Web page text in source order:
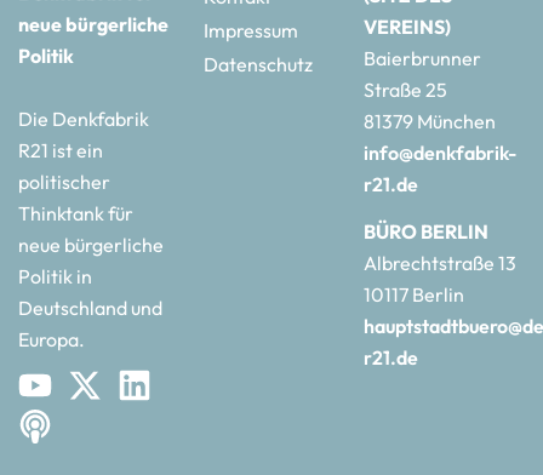
neue bürgerliche
Politik
Die Denkfabrik
R21 ist ein
politischer
Thinktank für
neue bürgerliche
Politik in
Deutschland und
Europa.
Impressum
Datenschutz
VEREINS)
Baierbrunner
Straße 25
81379 München
info@denkfabrik-
r21.de
BÜRO BERLIN
Albrechtstraße 13
10117 Berlin
r21.de